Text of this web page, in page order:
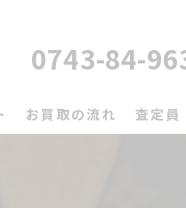
0743-84-
お買取の流れ 査定員